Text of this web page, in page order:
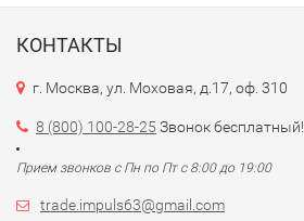
КОНТАКТЫ
г. Москва, ул. Моховая, д.17, оф. 310
8 (800) 100-28-25 Звонок бесплатный!
Прием звонков с Пн по Пт с 8:00 до 19:00
trade.impuls63@gmail.com